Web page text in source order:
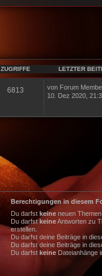
ZUGRIFFE LETZTER
6813
von Forum
10. Dez 2020,
Berechtigungen in diesem
Du darfstkeine neuen
Du darfstkeineAntworten zu
erstellen.
Du darfst deine Beiträge in
Du darfst deine Beiträge in
Du darfstkeine Dateianhänge